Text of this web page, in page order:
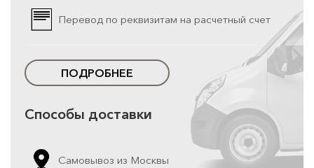
Перевод по реквизитам на расчетный счет
ПОДРОБНЕЕ
Способы доставки
Самовывоз из Москвы